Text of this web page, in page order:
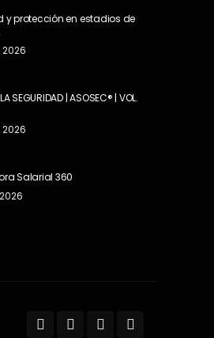
y protección en estadios de
2026
SEGURIDAD | ASOSEC® | VOL.
2026
Salarial 360